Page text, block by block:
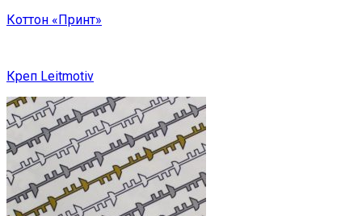
Коттон «Принт»
Креп Leitmotiv